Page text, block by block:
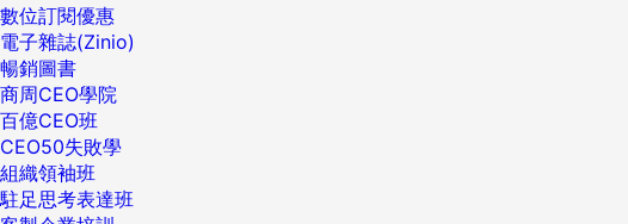
數位訂閱優惠
電子雜誌(Zinio)
暢銷圖書
商周CEO學院
百億CEO班
CEO50失敗學
組織領袖班
駐足思考表達班